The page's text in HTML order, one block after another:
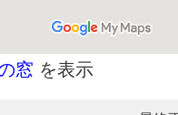
窓 を表示